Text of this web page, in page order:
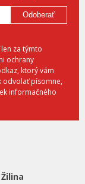
Odoberať
za týmto
ochrany
ktorý vám
odvolať písomne,
informačného